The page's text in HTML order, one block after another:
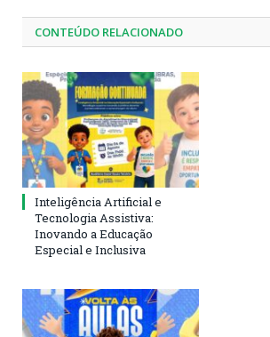
CONTEÚDO RELACIONADO
Inteligência Artificial e
Tecnologia Assistiva:
Inovando a Educação
Especial e Inclusiva